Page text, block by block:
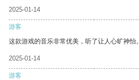
2025-01-14
游客
这款游戏的音乐非常优美，听了让人心旷神怡。
2025-01-14
游客